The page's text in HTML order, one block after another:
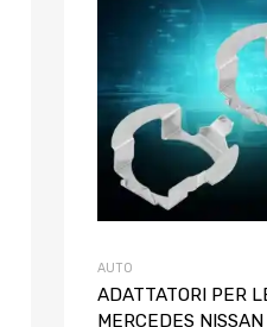
AUTO
ADATTATORI PER
MERCEDES